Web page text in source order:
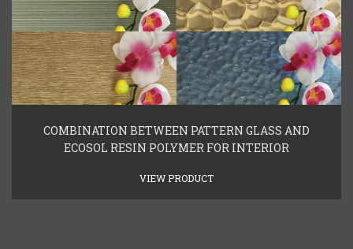
COMBINATION BETWEEN PATTERN GLASS AND
ECOSOL RESIN POLYMER FOR INTERIOR
VIEW PRODUCT